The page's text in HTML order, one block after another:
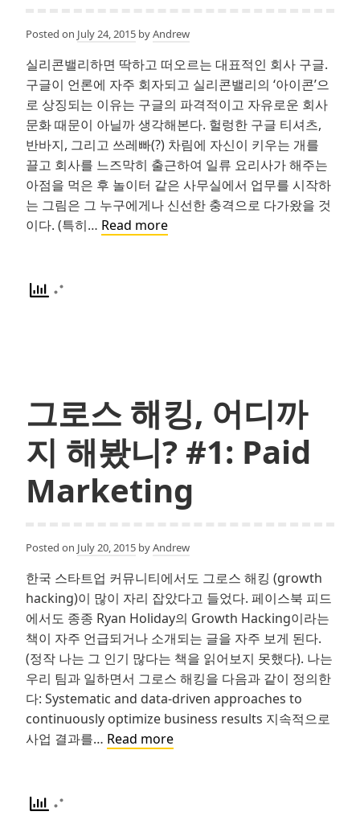
Posted on July 24, 2015 byAndrew
실리콘밸리하면 딱하고 떠오르는 대표적인 회사 구글.
구글이 언론에 자주 회자되고 실리콘밸리의 ‘아이콘’으
로 상징되는 이유는 구글의 파격적이고 자유로운 회사
문화 때문이 아닐까 생각해본다. 헐렁한 구글 티셔츠,
반바지, 그리고 쓰레빠(?) 차림에 자신이 키우는 개를
끌고 회사를 느즈막히 출근하여 일류 요리사가 해주는
아점을 먹은 후 놀이터 같은 사무실에서 업무를 시작하
는 그림은 그 누구에게나 신선한 충격으로 다가왔을 것
이다. (특히… Read more구
OKR!
그로스 해킹, 어디까
지 해봤니? #1: Paid
Marketing
Posted on July 20, 2015 byAndrew
한국 스타트업 커뮤니티에서도 그로스 해킹 (growth
hacking)이 많이 자리 잡았다고 들었다. 페이스북 피드
에서도 종종 Ryan Holiday의 Growth Hacking이라는
책이 자주 언급되거나 소개되는 글을 자주 보게 된다.
(정작 나는 그 인기 많다는 책을 읽어보지 못했다). 나는
우리 팀과 일하면서 그로스 해킹을 다음과 같이 정의한
다: Systematic and data-driven approaches to
continuously optimize business results 지속적으로
사업 결과를… Read more그